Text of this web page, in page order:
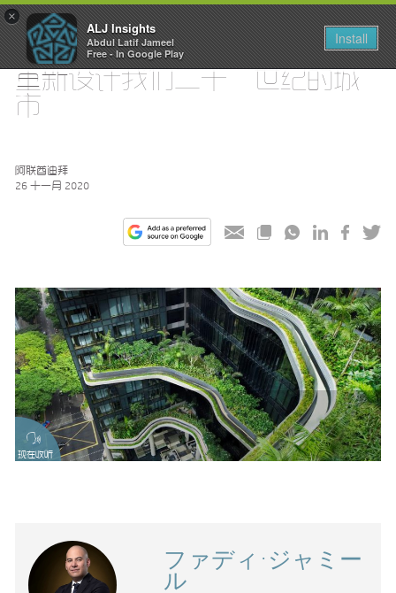
×
ALJ Insights
Abdul Latif Jameel
Free - In Google Play
Install
Toggle
navigation
重新设计我们二十一世纪的城
市
阿联酋迪拜
26 十一月 2020
现在收听
ファディ・ジャミー
ル